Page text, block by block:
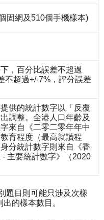
固網及510個手機樣本)
，百分比誤差不超過
不超過+/-7%，評分誤差
供的統計數字以「反覆
調整。全港人口年齡及
來自《二零二零年年中
育程度（最高就讀程
分統計數字則來自《香
主要統計數字》（2020
題目則可能只涉及次樣
的樣本數目。